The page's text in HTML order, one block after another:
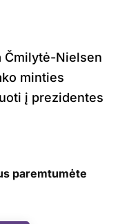
Čmilytė-Nielsen
minties
į prezidentes
paremtumėte